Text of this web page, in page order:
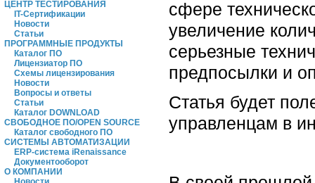
ЦЕНТР ТЕСТИРОВАНИЯ
IT-Сертификации
Новости
Статьи
ПРОГРАММНЫЕ ПРОДУКТЫ
Каталог ПО
Лицензиатор ПО
Схемы лицензирования
Новости
Вопросы и ответы
Статьи
Каталог DOWNLOAD
СВОБОДНОЕ ПО/OPEN SOURCE
Каталог свободного ПО
СИСТЕМЫ АВТОМАТИЗАЦИИ
ERP-система iRenaissance
Документооборот
О КОМПАНИИ
сфере
увеличение
серьезные
предпосылки и
Статья будет
управленцам в